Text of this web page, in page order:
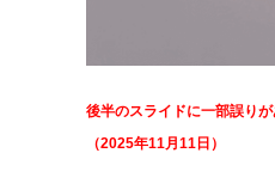
後半のスライドに一部誤り
（2025年11月11日）